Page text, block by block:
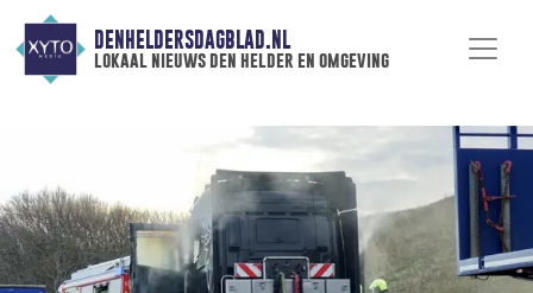
DENHELDERSDAGBLAD.NL
lokaal nieuws den helder en omgeving